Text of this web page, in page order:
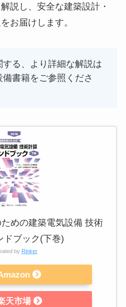
説し、安全な建築設計・
お届けします。
する、より詳細な解説は
書籍をご参照くださ
めの建築電気設備 技術
ドブック(下巻)
by Rinker
天市場